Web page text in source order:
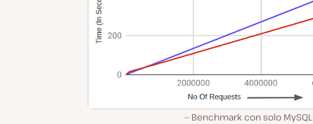
Benchmark con solo